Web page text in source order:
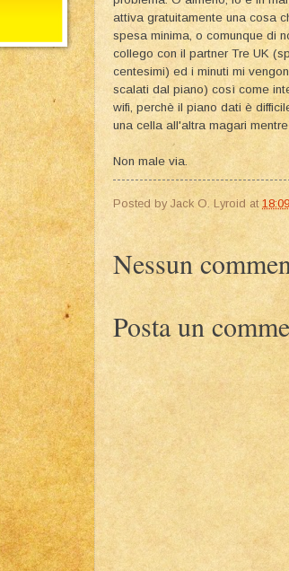
attiva gratuitamente una cosa
spesa minima, o comunque di
collego con il partner Tre UK
centesimi) ed i minuti mi
scalati dal piano) così come
wifi, perchè il piano dati è
una cella all'altra magari mentre
Non male via.
Posted by Jack O. Lyroid at 18:09
Nessun
Posta un